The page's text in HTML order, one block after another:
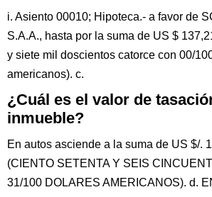
i. Asiento 00010; Hipoteca.- a favor de
S.A.A., hasta por la suma de US $
y siete mil doscientos catorce con 00/
americanos). c.
¿Cuál es el valor de
inmueble?
En autos asciende a la suma de US $/.
(CIENTO SETENTA Y SEIS
31/100 DOLARES AMERICANOS). d.